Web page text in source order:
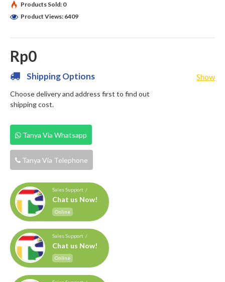
Rp0
Products Sold: 0
Product Views: 6409
Shipping Options
Choose delivery and address first to find out
shipping cost.
Show
Tanya Via Whatsapp
Tanya Via Telephone
Sales Support /
Chat us Now!
Online
Sales Support /
Chat us Now!
Online